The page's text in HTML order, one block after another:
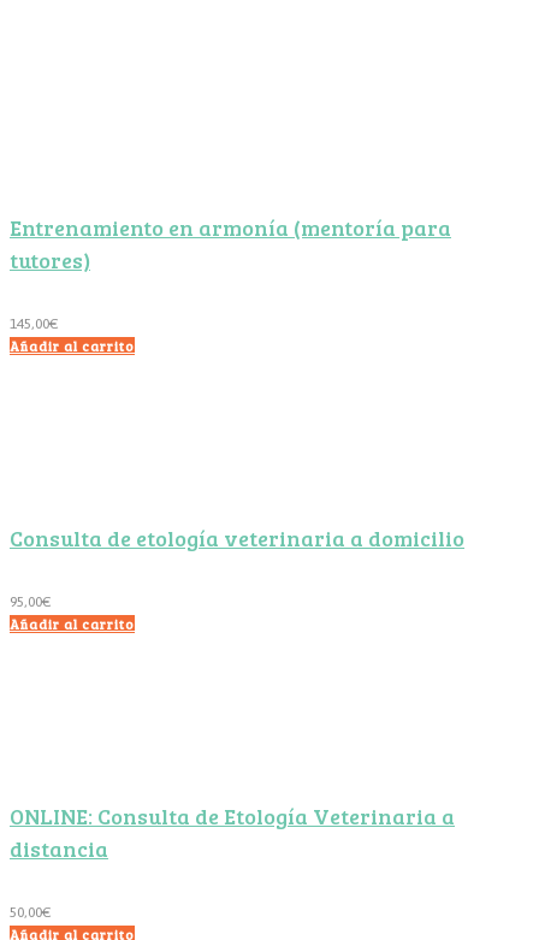
Entrenamiento en armonía (mentoría para
tutores)
145,00€
Añadir al carrito
Consulta de etología veterinaria a domicilio
95,00€
Añadir al carrito
ONLINE: Consulta de Etología Veterinaria a
distancia
50,00€
Añadir al carrito